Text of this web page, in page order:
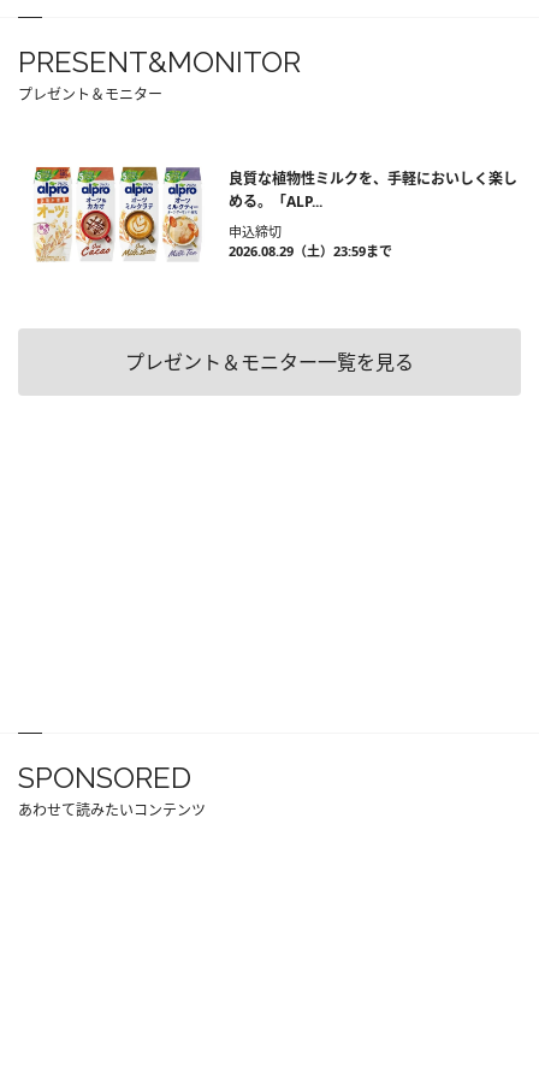
PRESENT&MONITOR
プレゼント＆モニター
良質な植物性ミルクを、手軽においしく楽し
める。「ALP...
申込締切
2026.08.29（土）23:59まで
プレゼント＆モニター一覧を見る
SPONSORED
あわせて読みたいコンテンツ